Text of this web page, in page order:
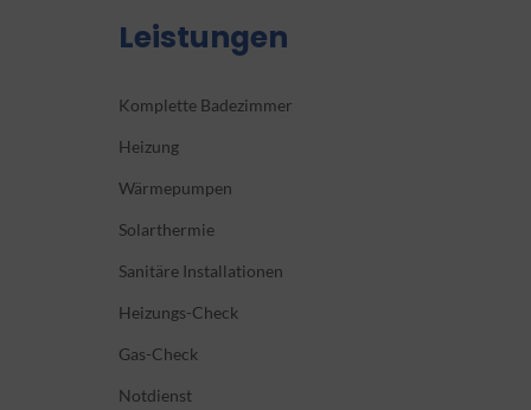
Leistungen
Komplette Badezimmer
Heizung
Wärmepumpen
Solarthermie
Sanitäre Installationen
Heizungs-Check
Gas-Check
Notdienst